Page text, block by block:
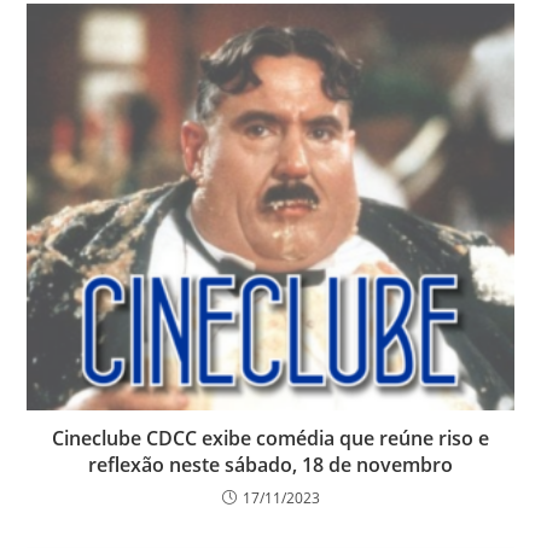
Cineclube CDCC exibe comédia que reúne riso e
reflexão neste sábado, 18 de novembro
17/11/2023